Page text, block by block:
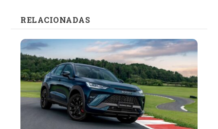
RELACIONADAS